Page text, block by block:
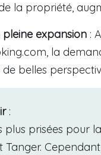
la propriété,
expansion :
la
belles
:
plus prisées pour la
Tanger.